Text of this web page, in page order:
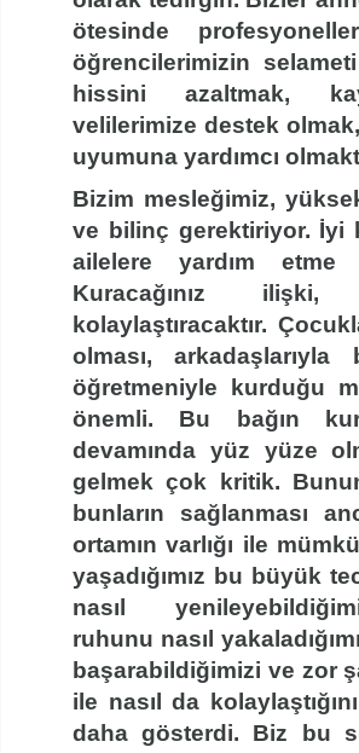
ötesinde
öğrencilerimizin
hissini azaltmak,
velilerimize destek olmak,
uyumuna yardımcı
Bizim mesleğimiz,
ve bilinç gerektiriyor. İyi
ailelere yardım etme
Kuracağınız
kolaylaştıracaktır.
olması, arkadaşlarıyla
öğretmeniyle kurduğu
önemli. Bu bağın
devamında yüz yüze
gelmek çok kritik.
bunların sağlanması
ortamın varlığı ile
yaşadığımız bu büyük
nasıl
ruhunu nasıl
başarabildiğimizi ve zor
ile nasıl da
daha gösterdi. Biz bu